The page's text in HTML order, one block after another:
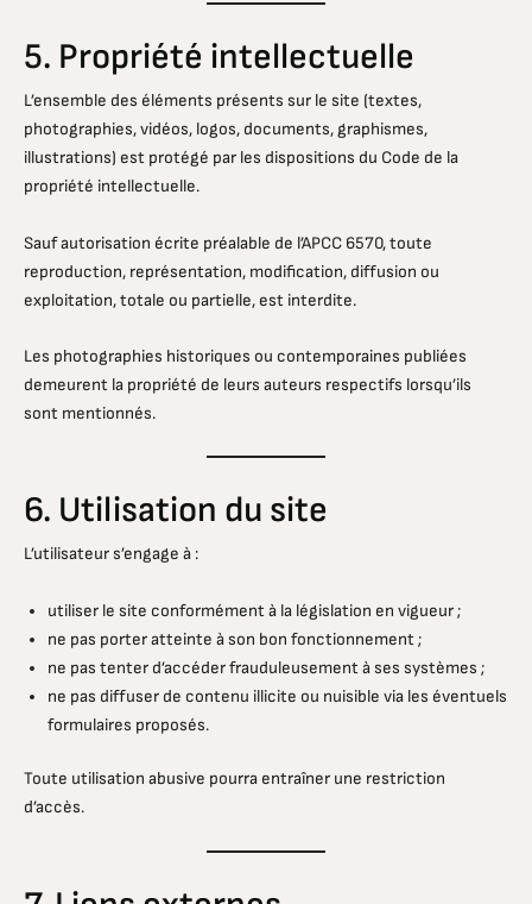
5. Propriété intellectuelle
L’ensemble des éléments présents sur le site (textes,
photographies, vidéos, logos, documents, graphismes,
illustrations) est protégé par les dispositions du Code de la
propriété intellectuelle.
Sauf autorisation écrite préalable de l’APCC 6570, toute
reproduction, représentation, modification, diffusion ou
exploitation, totale ou partielle, est interdite.
Les photographies historiques ou contemporaines publiées
demeurent la propriété de leurs auteurs respectifs lorsqu’ils
sont mentionnés.
6. Utilisation du site
L’utilisateur s’engage à :
utiliser le site conformément à la législation en vigueur ;
ne pas porter atteinte à son bon fonctionnement ;
ne pas tenter d’accéder frauduleusement à ses systèmes ;
ne pas diffuser de contenu illicite ou nuisible via les éventuels
formulaires proposés.
Toute utilisation abusive pourra entraîner une restriction
d’accès.